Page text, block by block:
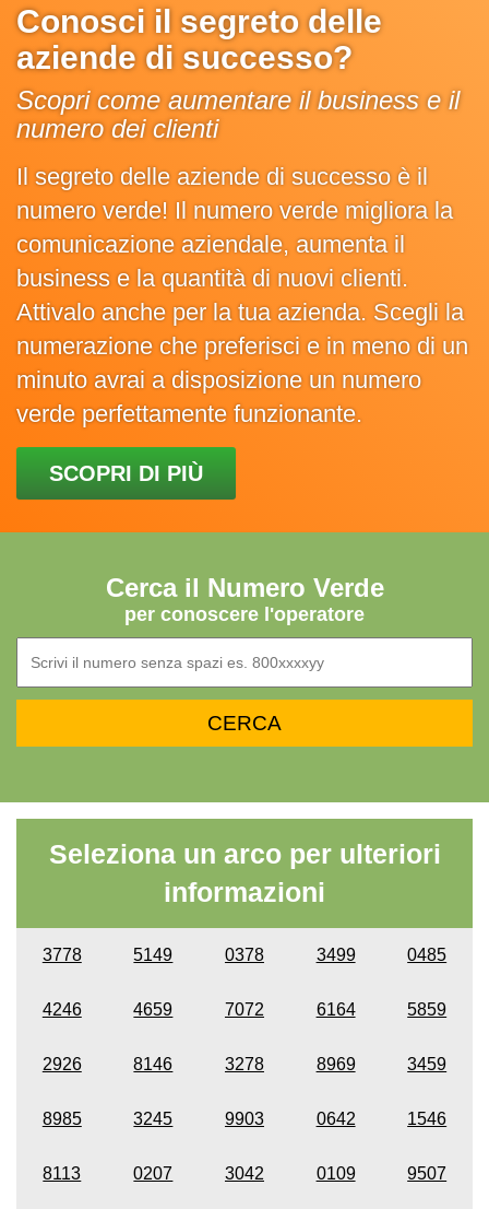
Conosci il segreto delle
aziende di successo?
Scopri come aumentare il business e il
numero dei clienti
Il segreto delle aziende di successo è il
numero verde! Il numero verde migliora la
comunicazione aziendale, aumenta il
business e la quantità di nuovi clienti.
Attivalo anche per la tua azienda. Scegli la
numerazione che preferisci e in meno di un
minuto avrai a disposizione un numero
verde perfettamente funzionante.
SCOPRI DI PIÙ
Cerca il Numero Verde
per conoscere l'operatore
Seleziona un arco per ulteriori
informazioni
3778 5149 0378 3499 0485
4246 4659 7072 6164 5859
2926 8146 3278 8969 3459
8985 3245 9903 0642 1546
8113 0207 3042 0109 9507